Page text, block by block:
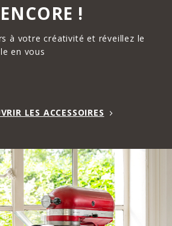
!
à votre créativité et réveillez le
en vous
LES ACCESSOIRES